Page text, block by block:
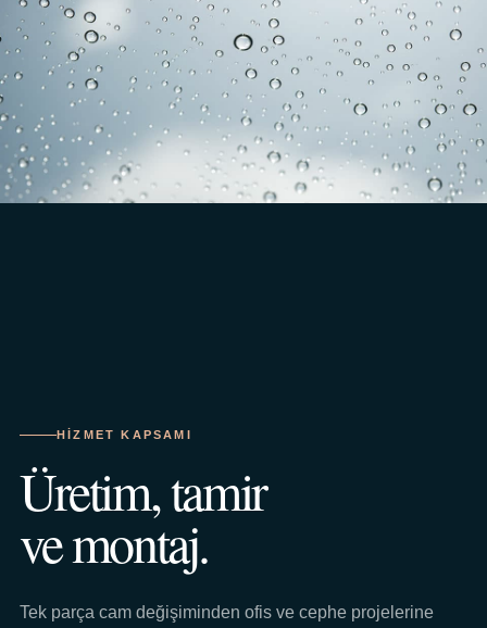
HIZMET KAPSAMI
Üretim, tamir
ve montaj.
Tek parça cam değişiminden ofis ve cephe projelerine